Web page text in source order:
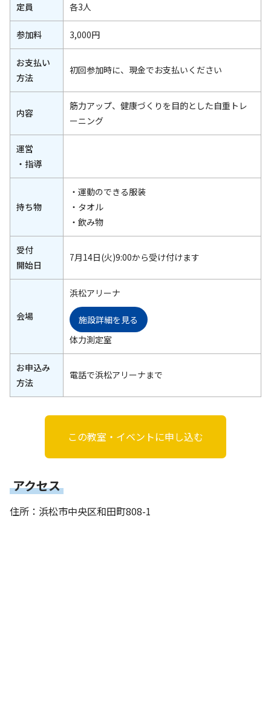
定員 各3人
参加料 3,000円
お支払い
方法
初回参加時に、現金でお支払いください
内容
筋力アップ、健康づくりを目的とした自重トレ
ーニング
運営
・指導
持ち物
・運動のできる服装
・タオル
・飲み物
受付
開始日
7月14日(火)9:00から受け付けます
会場
浜松アリーナ
施設詳細を見る
体力測定室
お申込み
方法
電話で浜松アリーナまで
この教室・イベントに申し込む
アクセス
住所：浜松市中央区和田町808-1